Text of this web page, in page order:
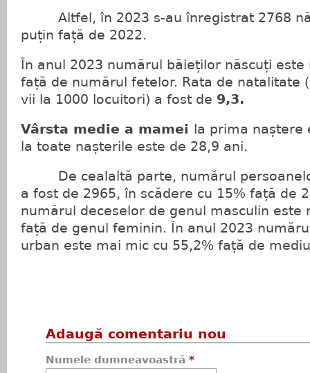
Altfel, în 2023 s-au înregistrat 2768
puțin față de 2022.
În anul 2023 numărul băieților născuți
față de numărul fetelor. Rata de natalitate
vii la 1000 locuitori) a fost de 9,3.
Vârsta medie a mamei
la prima naștere
la toate nașterile este de 28,9 ani.
De cealaltă parte, numărul
a fost de 2965, în scădere cu 15% față de
numărul deceselor de genul masculin este
față de genul feminin. În anul 2023
urban este mai mic cu 55,2% față de
Adaugă comentariu nou
Numele dumneavoastră *